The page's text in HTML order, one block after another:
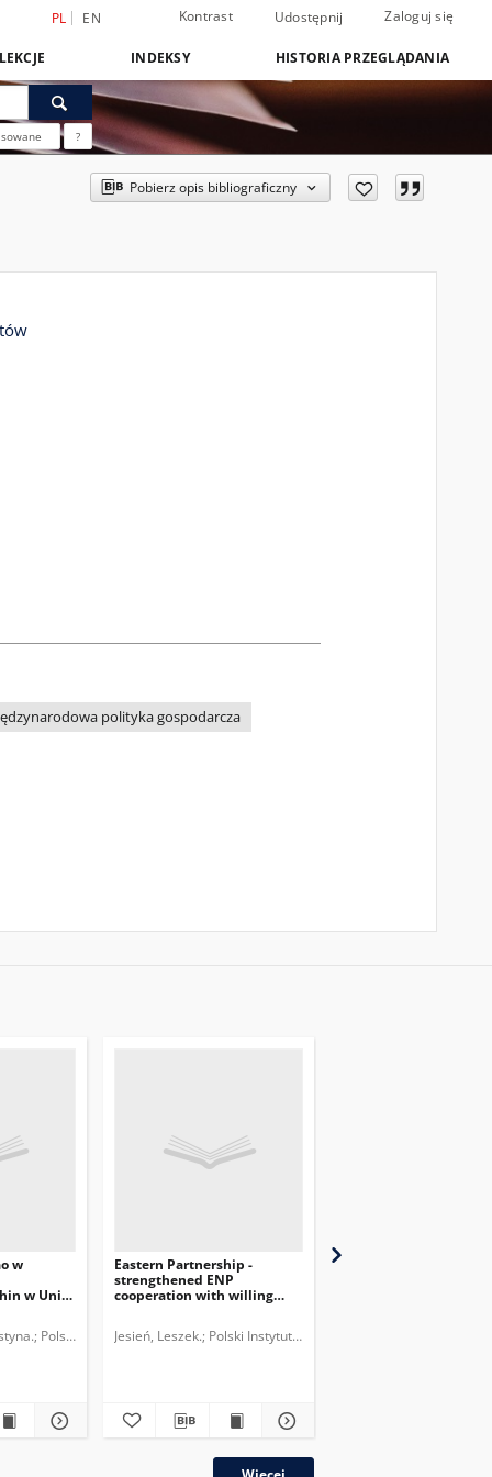
PL EN Kontrast Udostępnij Zaloguj się
INDEKSY HISTORIA PRZEGLĄDANIA
?
Pobierz opis bibliograficzny
polityka gospodarcza
Międzynarodowych.
w
w Unii
Polski Instytut Spraw Międzynarodowych.
Eastern Partnership -
strengthened ENP
cooperation with willing
Jesień, Leszek. Polski Instytut Spraw Międzynarodowych.